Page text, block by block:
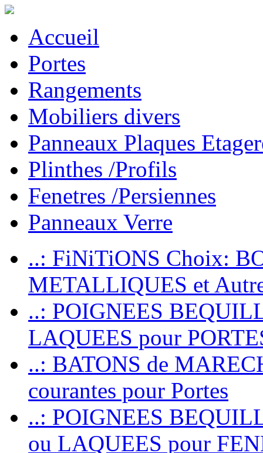
Accueil
Portes
Rangements
Mobiliers divers
Panneaux Plaques
Plinthes /Profils
Fenetres /Persiennes
Panneaux Verre
..: FiNiTiONS Choix:
METALLIQUES et
..: POIGNEES
LAQUEES pour
..: BATONS de
courantes pour Portes
..: POIGNEES
ou LAQUEES pour